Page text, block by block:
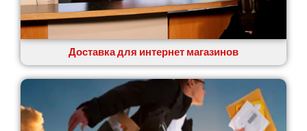
Софиевская Борщаговка
Сокольники
Солоницевка
Староконстантинов
Старые Петровцы
Стебник
Стоянка
Стрый
Доставка для интернет магазинов